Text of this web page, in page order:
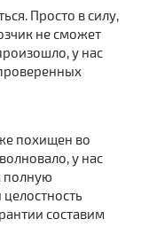
Просто в силу,
не сможет
у нас
похищен во
у нас
полную
целостность
составим